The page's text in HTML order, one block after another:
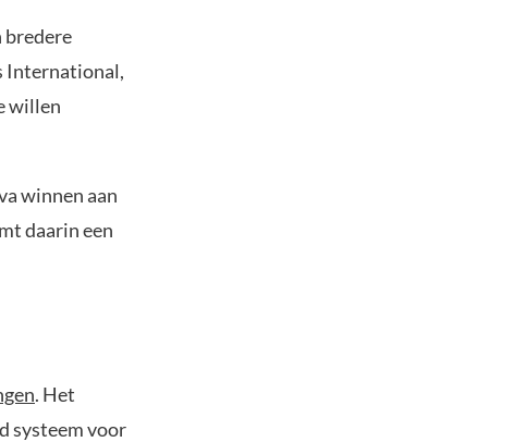
bredere
International,
willen
winnen aan
daarin een
. Het
systeem voor